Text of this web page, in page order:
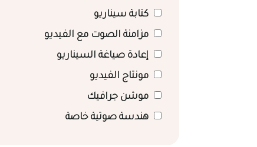
كتابة سيناريو
مزامنة الصوت مع الفيديو
إعادة صياغة السيناريو
مونتاج الفيديو
موشن جرافيك
هندسة صوتية خاصة